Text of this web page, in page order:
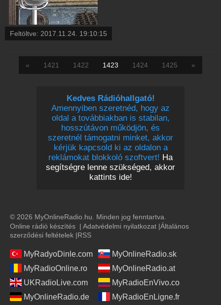
Feltöltve: 2017.11.24. 19:10:15
« 1421 1422 1423 1424 1425 »
Kedves Rádióhallgató!
Amennyiben szeretnéd, hogy az
oldal a továbbiakban is stabilan,
hosszútávon működjön, és
szeretnél támogatni minket, akkor
kérjük kapcsold ki az oldalon a
reklámokat blokkoló szoftvert! Ha
segítségre lenne szükséged, akkor
kattints ide!
© 2026 MyOnlineRadio.hu. Minden jog fenntartva.
Online rádió készítés | Adatvédelmi nyilatkozat |Általános
szerződési feltételek |RSS
MyRadyoDinle.com
MyOnlineRadio.sk
MyRadioOnline.ro
MyOnlineRadio.at
UKRadioLive.com
MyRadioEnVivo.co
MyOnlineRadio.de
MyRadioEnLigne.fr